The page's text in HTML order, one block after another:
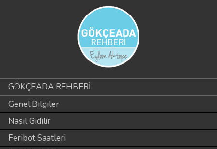
GÖKÇEADA REHBERİ
Genel Bilgiler
Nasıl Gidilir
Feribot Saatleri